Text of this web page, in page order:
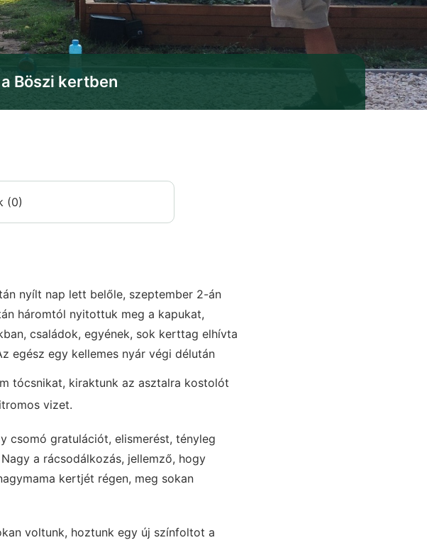
Böszi kertben
(0)
nyílt nap lett belőle, szeptember 2-án
háromtól nyitottuk meg a kapukat,
családok, egyének, sok kerttag elhívta
egész egy kellemes nyár végi délután
tócsnikat, kiraktunk az asztalra kostolót
vizet.
csomó gratulációt, elismerést, tényleg
a rácsodálkozás, jellemző, hogy
kertjét régen, meg sokan
voltunk, hoztunk egy új színfoltot a